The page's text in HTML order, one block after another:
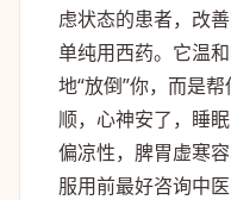
虑状态的患者，改
单纯用西药。它温
地“放倒”你，而是
顺，心神安了，睡
偏凉性，脾胃虚寒
服用前最好咨询中